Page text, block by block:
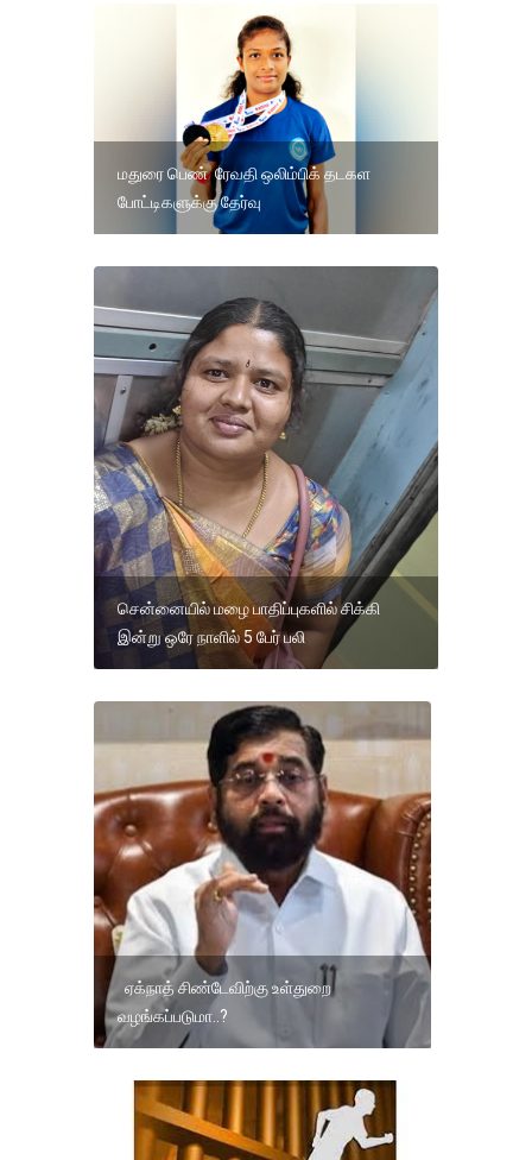
மதுரை பெண் ரேவதி ஒலிம்பிக் தடகள
போட்டிகளுக்கு தேர்வு
சென்னையில் மழை பாதிப்புகளில் சிக்கி
இன்று ஒரே நாளில் 5 பேர் பலி
ஏக்நாத் சிண்டேவிற்கு உள்துறை
வழங்கப்படுமா..?